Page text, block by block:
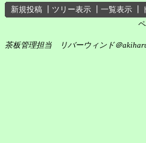
新規投稿 ツリー表示 一覧表示
茶板管理担当 リバーウィンド＠